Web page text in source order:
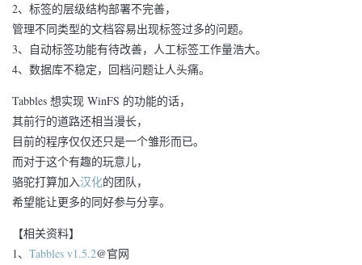
2、标签的层级结构部署不完善，
管理不同类型的文档容易出现标签过多的问题。
3、自动标签功能有待改善，人工标签工作量浩大。
4、数据库不稳定，回档问题让人头痛。
Tabbles 想实现 WinFS 的功能的话，
其前行的道路还相当漫长，
目前的程序仅仅还只是一个雏形而已。
而对于这个有趣的玩意儿，
骆驼打算加入汉化的团队，
希望能让更多的同好参与分享。
【相关资料】
1、 Tabbles v1.5.2@官网